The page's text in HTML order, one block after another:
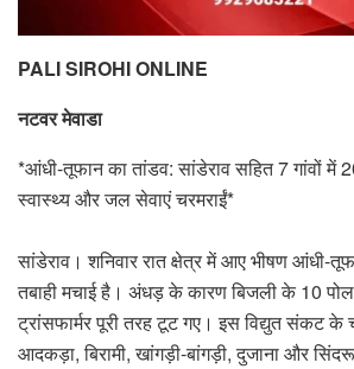
PALI SIROHI ONLINE
नटवर मेवाडा
*आंधी-तूफान का तांडव: सांडेराव सहित 7 गांवों
स्वास्थ्य और जल सेवाएं चरमराईं*
सांडेराव। शनिवार रात क्षेत्र में आए भीषण आंधी-
तबाही मचाई है। अंधड़ के कारण बिजली के 10 पोल
ट्रांसफार्मर पूरी तरह टूट गए। इस विद्युत संकट के
आदकड़ा, बिरामी, खांगड़ी-बांगड़ी, दुजाना और